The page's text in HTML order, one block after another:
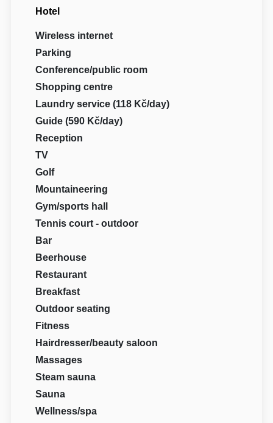
Hotel
Wireless internet
Parking
Conference/public room
Shopping centre
Laundry service (118 Kč/day)
Guide (590 Kč/day)
Reception
TV
Golf
Mountaineering
Gym/sports hall
Tennis court - outdoor
Bar
Beerhouse
Restaurant
Breakfast
Outdoor seating
Fitness
Hairdresser/beauty saloon
Massages
Steam sauna
Sauna
Wellness/spa